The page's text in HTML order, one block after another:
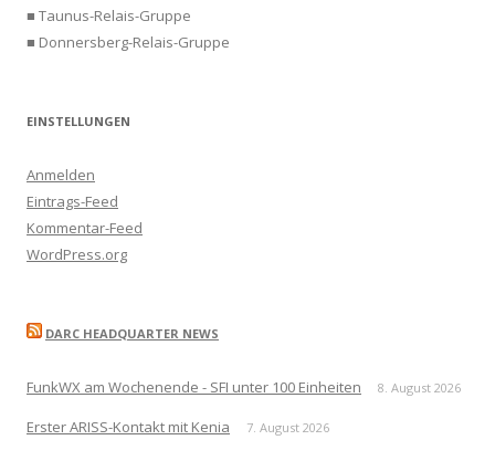
■ Taunus-Relais-Gruppe
■ Donnersberg-Relais-Gruppe
EINSTELLUNGEN
Anmelden
Eintrags-Feed
Kommentar-Feed
WordPress.org
DARC HEADQUARTER NEWS
FunkWX am Wochenende - SFI unter 100 Einheiten 8. August 2026
Erster ARISS-Kontakt mit Kenia 7. August 2026